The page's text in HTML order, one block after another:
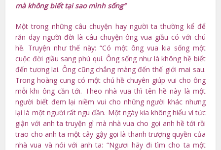
mà không biết tại sao mình sống”
Một trong những câu chuyện hay người ta thường kể để
răn dạy người đời là câu chuyện ông vua giầu có với chú
hề. Truyện như thế này: “Có một ông vua kia sống một
cuộc đời giầu sang phú quí. Ông sống như là không hề biết
đến tương lai. Ông cũng chẳng màng đến thế giới mai sau.
Trong hoàng cung có một chú hề chuyên giúp vui cho ông
mỗi khi ông cần tới. Theo nhà vua thì tên hề này là một
người biết đem lại niềm vui cho những người khác nhưng
lại là một người rất ngu đần. Một ngày kia không hiểu vì tức
giận với anh ta truyện gì mà nhà vua cho gọi anh hề tới rồi
trao cho anh ta một cây gậy gọi là thanh trượng quyền của
nhà vua và nói với anh ta: “Ngươi hãy đi tìm cho ta một